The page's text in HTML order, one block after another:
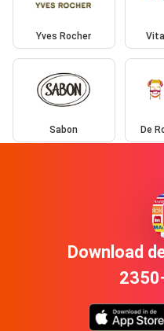
Yves Rocher
Sabon De
Download